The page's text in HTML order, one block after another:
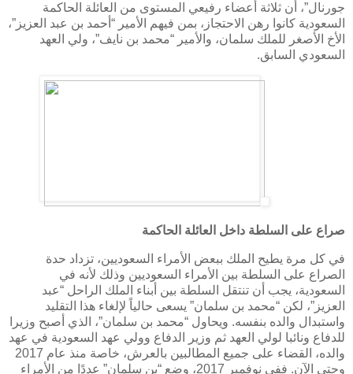
جورنال”، أن ثلاثة أعضاء رفيعي المستوى من العائلة الحاكمة
السعودية كانوا رهن الاحتجاز، بمن فيهم الأمير “أحمد بن عبد العزيز”،
الأخ الأصغر للملك سلمان، والأمير “محمد بن نايف”، ولي العهد
السعودي السابق.
صراع على السلطة داخل العائلة الحاكمة
في كل مرة يطيح الملك ببعض الأمراء السعوديين، تزداد حدة
الصراع على السلطة بين الأمراء السعوديين وذلك لأنه في
السعودية، يجب أن تنتقل السلطة بين أبناء الملك الراحل “عبد
العزيز”، لكن “محمد بن سلمان” يسعى حالياً لإلغاء هذا التقليد
واستبدال والده بنفسه. ويحاول “محمد بن سلمان”، الذي أصبح وزيرا
للدفاع ونائبا لولي العهد ثم وزير الدفاع وولي عهد السعودية في عهد
والده، القضاء على جميع المطالبين بالعرش، خاصة منذ عام 2017
وحتى الآن. ففي نوفمبر 2017، وضع “بن سلمان” عددًا من الأمراء